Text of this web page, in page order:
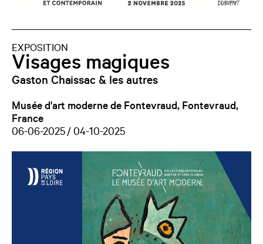
EXPOSITION
Visages magiques
Gaston Chaissac & les autres
Musée d'art moderne de Fontevraud, Fontevraud,
France
06-06-2025 / 04-10-2025